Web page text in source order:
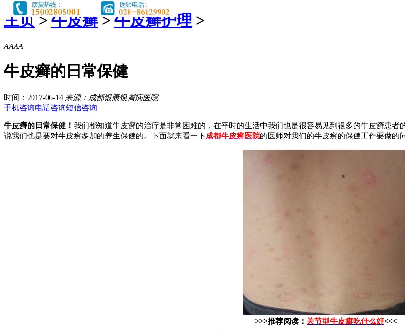
主页>牛皮癣>牛皮癣护理 >
AAAA
牛皮癣的日常保健
时间：2017-06-14 来源：成都银康银屑病医院
手机咨询电话咨询短信咨询
牛皮癣的日常保健！ 我们都知道牛皮癣的治疗是非常困难的，在平时的生活中我们也是很容易见到很多的牛皮癣患
说我们也是要对牛皮癣多加的养生保健的。下面就来看一下成都牛皮癣医院的医师对我们的牛皮癣的保健工作要做的
>>>推荐阅读： 关节型牛皮癣吃什么好<<<